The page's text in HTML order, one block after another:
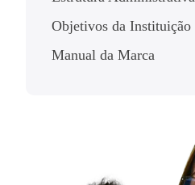
Objetivos da Instituição
Manual da Marca